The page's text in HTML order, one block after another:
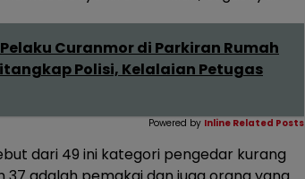
Curanmor di Parkiran Rumah
Polisi, Kelalaian Petugas
Powered by Inline Related Posts
dari 49 ini kategori pengedar kurang